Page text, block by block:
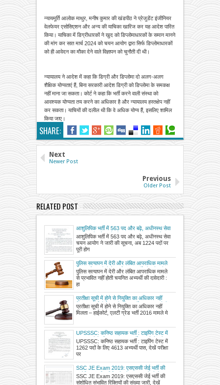
न्यायमूर्ति आलोक माथुर, मनीष कुमार की खंडपीठ ने प्रेजुडेंट इंजीनियर
वेलफेयर एसोसिएशन और अन्य की याचिका खारिज कर यह आदेश पारित
किया। याचिका में डिग्रीधारकों ने खुद को डिप्लोमाधारकों के समान मानने
की मांग कर सात मार्च 2024 को चयन आयोग द्वारा सिर्फ डिप्लोमाधारकों
को ही आवेदन का मौका देने वाले विज्ञापन को चुनौती दी थी।
न्यायालय ने आदेश में कहा कि डिग्री और डिप्लोमा दो अलग-अलग
शैक्षिक योग्यताएं हैं, बिना सरकारी आदेश डिग्री को डिप्लोमा के समकक्ष
नहीं माना जा सकता। कोर्ट ने कहा कि भर्ती करने वाली संस्था को
आवश्यक योग्यता तय करने का अधिकार है और न्यायालय हस्तक्षेप नहीं
कर सकता। याचियों की दलील थी कि वे अधिक योग्य हैं, इसलिए शामिल
किया जाए।
SHARE:
Next
Newer Post
Previous
Older Post
RELATED POST
आशुलिपिक भर्ती में 563 पद और बढ़े, अधीनस्थ सेवा
चयन आयोग ने जारी की सूचना, अब 1224 पदों पर
पूरी होगी भर्ती प्रक्रिया
आशुलिपिक भर्ती में 563 पद और बढ़े, अधीनस्थ सेवा
चयन आयोग ने जारी की सूचना, अब 1224 पदों पर
पूरी होग
पुलिस सत्यापन में देरी और लंबित आपराधिक मामले
से प्रभावित नहीं होती चयनित अभ्यर्थी की दावेदारी :
हाईकोर्ट
पुलिस सत्यापन में देरी और लंबित आपराधिक मामले
से प्रभावित नहीं होती चयनित अभ्यर्थी की दावेदारी :
हा
प्रतीक्षा सूची में होने से नियुक्ति का अधिकार नहीं
मिलता – हाईकोर्ट, एलटी ग्रेड भर्ती 2016 मामले में
याचिका खारिज की
प्रतीक्षा सूची में होने से नियुक्ति का अधिकार नहीं
मिलता – हाईकोर्ट, एलटी ग्रेड भर्ती 2016 मामले मे
UPSSSC: कनिष्ठ सहायक भर्ती : टाइपिंग टेस्ट में
1262 पदों के लिए 4613 अभ्यर्थी पास, देखें परीक्षा
परिणाम और विज्ञप्ति
UPSSSC: कनिष्ठ सहायक भर्ती : टाइपिंग टेस्ट में
1262 पदों के लिए 4613 अभ्यर्थी पास, देखें परीक्षा
पर
SSC JE Exam 2019: एसएससी जेई भर्ती की
संशोधित संभावित रिक्तियों की संख्या जारी, देखें
SSC JE Exam 2019: एसएससी जेई भर्ती की
संशोधित संभावित रिक्तियों की संख्या जारी, देखें